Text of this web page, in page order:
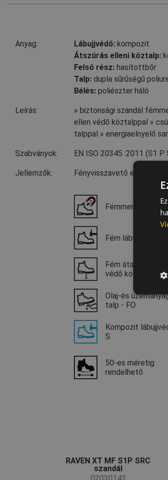
Anyag: Lábujjvédő: kompozit
Átszúrás elleni köztalp:
Felső rész: hasítottbőr
Talp: dupla sűrűségű
Bélés: poliészter háló
Leírás:
» biztonsági szandál
ellen védő köztalppal »
talppal » energiaelnyelő
Szabványok: EN ISO 20345 :2011 (S1 P
Jellemzők: Fényvisszavető elemek
Fémmentes - MF
Fém lábujjvédő - S
Fém átszúrás ellen
védő köztalp - P
Olaj-és
talp - FO
Kompozit
S
50-es méretig
rendelhető
RAVEN XT MF S1P SRC
szandál